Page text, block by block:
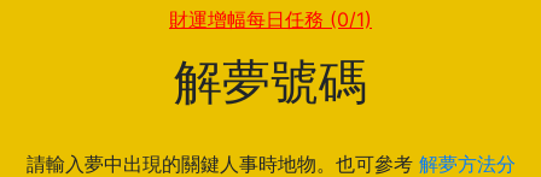
財運增幅每日任務 (0/1)
解夢號碼
請輸入夢中出現的關鍵人事時地物。也可參考 解夢方法分